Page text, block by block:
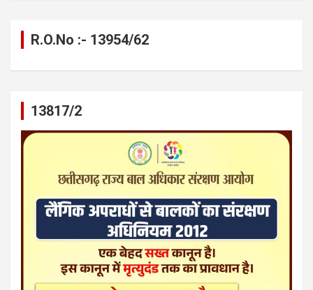
R.O.No :- 13954/62
13817/2